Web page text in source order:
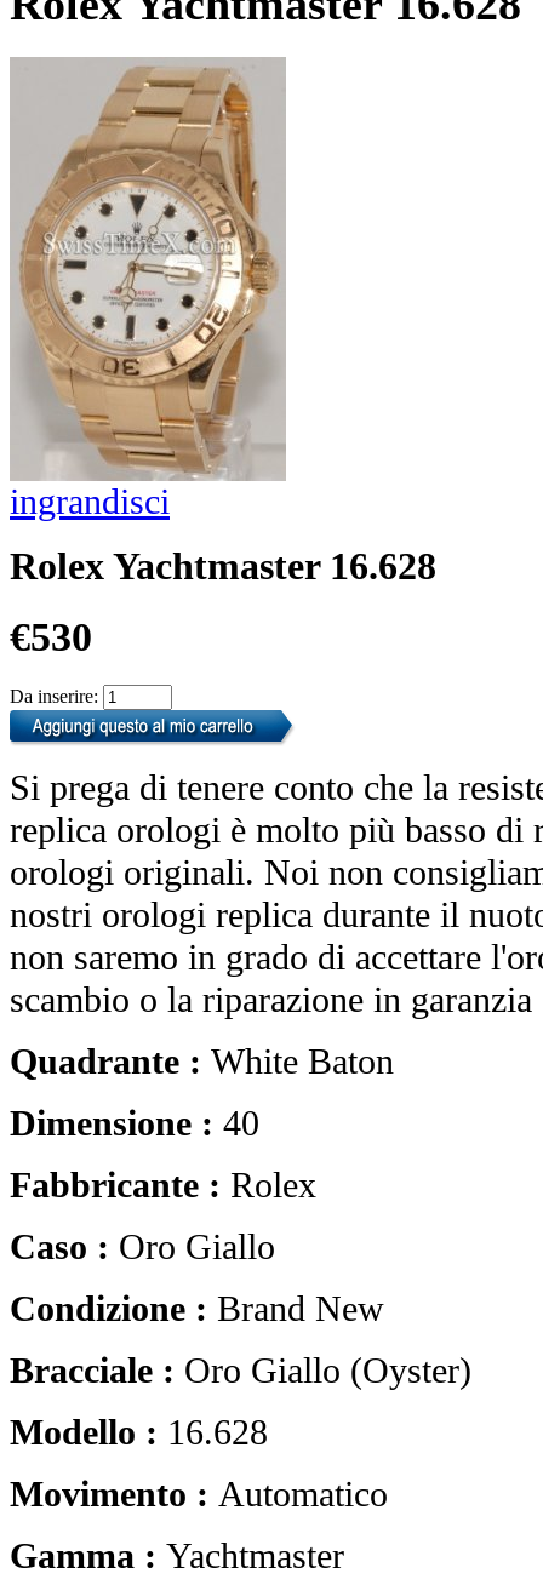
ingrandisci
Rolex Yachtmaster 16.628
€530
Da inserire:
Si prega di tenere conto che la
replica orologi è molto più basso di
orologi originali. Noi non
nostri orologi replica durante il
non saremo in grado di accettare
scambio o la riparazione in
Quadrante : White Baton
Dimensione : 40
Fabbricante : Rolex
Caso : Oro Giallo
Condizione : Brand New
Bracciale : Oro Giallo (Oyster)
Modello : 16.628
Movimento : Automatico
Gamma : Yachtmaster